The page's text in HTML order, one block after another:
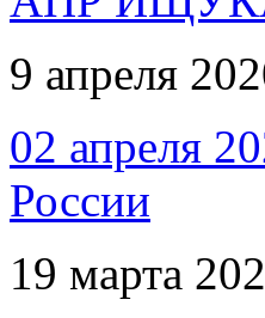
9 апреля
02 апреля
России
19 марта